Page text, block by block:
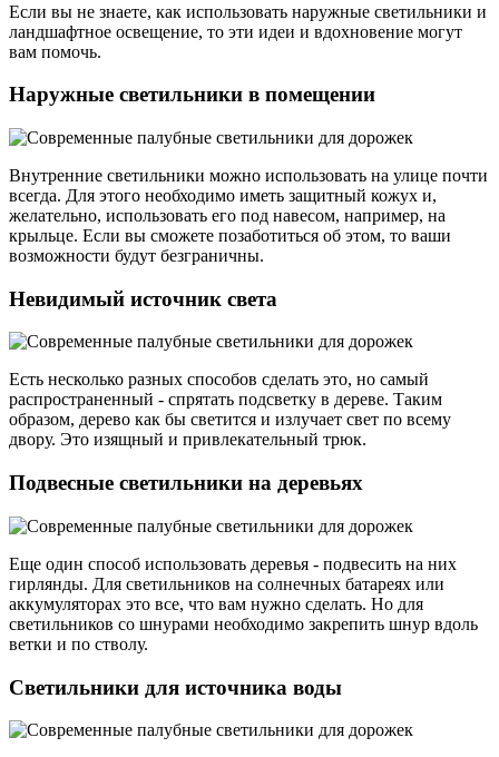
Если вы не знаете, как использовать наружные светильники и
ландшафтное освещение, то эти идеи и вдохновение могут
вам помочь.
Наружные светильники в помещении
Внутренние светильники можно использовать на улице почти
всегда. Для этого необходимо иметь защитный кожух и,
желательно, использовать его под навесом, например, на
крыльце. Если вы сможете позаботиться об этом, то ваши
возможности будут безграничны.
Невидимый источник света
Есть несколько разных способов сделать это, но самый
распространенный - спрятать подсветку в дереве. Таким
образом, дерево как бы светится и излучает свет по всему
двору. Это изящный и привлекательный трюк.
Подвесные светильники на деревьях
Еще один способ использовать деревья - подвесить на них
гирлянды. Для светильников на солнечных батареях или
аккумуляторах это все, что вам нужно сделать. Но для
светильников со шнурами необходимо закрепить шнур вдоль
ветки и по стволу.
Светильники для источника воды